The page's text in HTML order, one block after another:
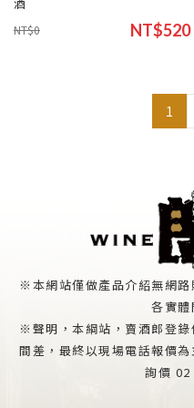
NT$0 NT$520
1
※本網站僅做產品介紹無網
各實體
※聲明，本綱站，賣酒郎登
間差，最終以現場電話報價
詢價